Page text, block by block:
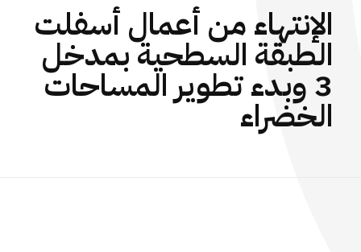
الإنتهاء من أعمال أسفلت
الطبقة السطحية بمدخل
3 وبدء تطوير المساحات
الخضراء